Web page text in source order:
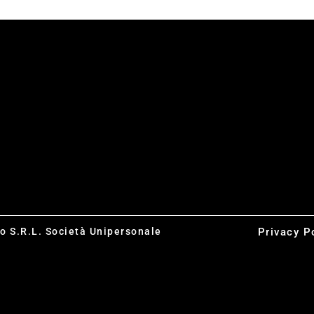
S.R.L. Società Unipersonale Privacy